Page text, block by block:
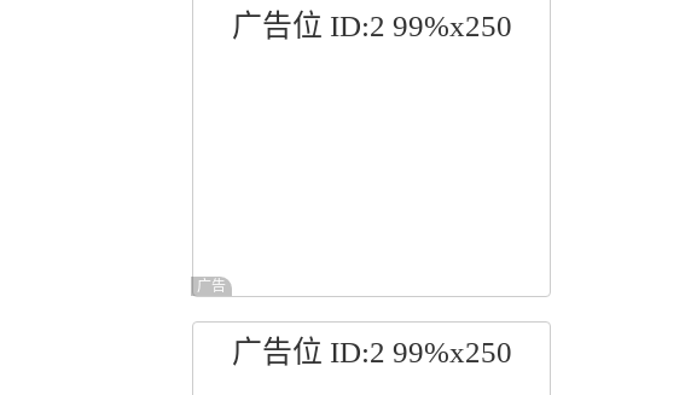
广告位 ID:2 99%x250
广告
广告位 ID:2 99%x250